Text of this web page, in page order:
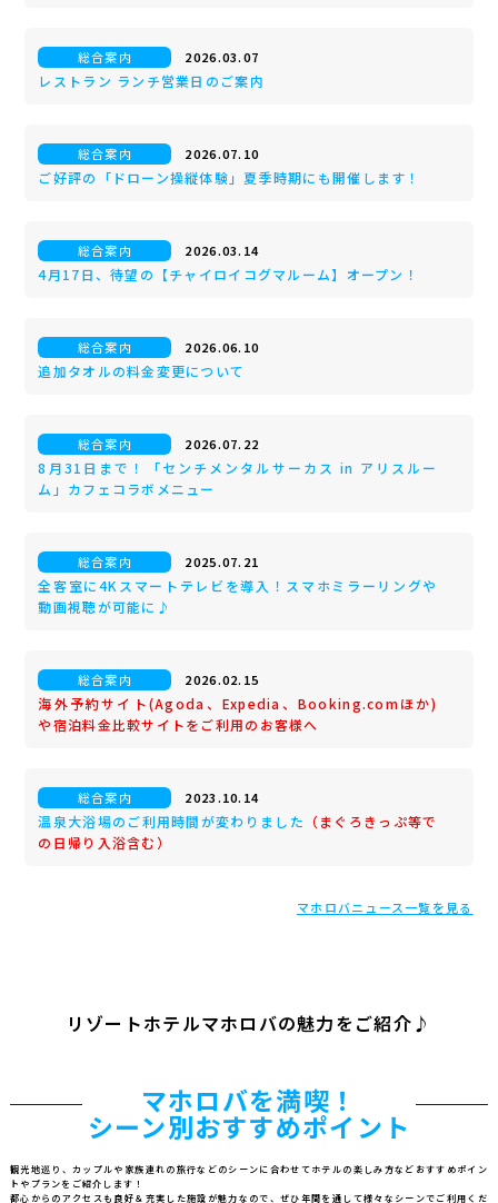
総合案内 2026.03.07
レストラン ランチ営業日のご案内
総合案内 2026.07.10
ご好評の「ドローン操縦体験」夏季時期にも開催します！
総合案内 2026.03.14
4月17日、待望の【チャイロイコグマルーム】オープン！
総合案内 2026.06.10
追加タオルの料金変更について
総合案内 2026.07.22
8月31日まで！「センチメンタルサーカス in アリスルー
ム」カフェコラボメニュー
総合案内 2025.07.21
全客室に4Kスマートテレビを導入！スマホミラーリングや
動画視聴が可能に♪
総合案内 2026.02.15
海外予約サイト(Agoda、Expedia、Booking.comほか)
や宿泊料金比較サイトをご利用のお客様へ
総合案内 2023.10.14
温泉大浴場のご利用時間が変わりました （まぐろきっぷ等で
の日帰り入浴含む）
マホロバニュース一覧を見る
リゾートホテルマホロバの魅力をご紹介♪
マホロバを満喫！
シーン別おすすめポイント
観光地巡り、カップルや家族連れの旅行などのシーンに合わせてホテルの楽しみ方などおすすめポイン
トやプランをご紹介します！
都心からのアクセスも良好＆充実した施設が魅力なので、ぜひ年間を通して様々なシーンでご利用くだ